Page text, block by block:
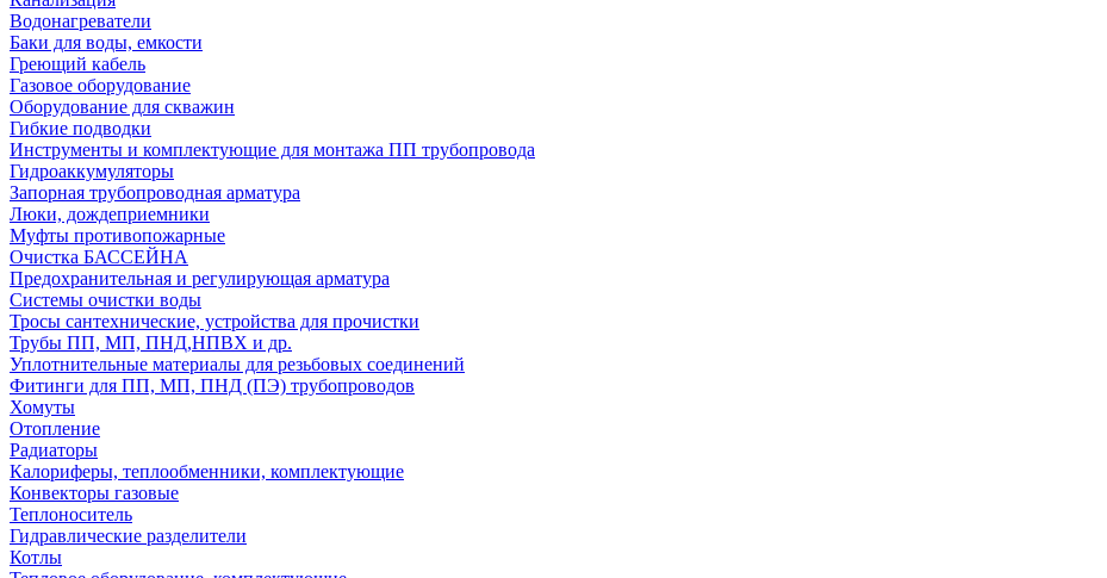
Водонагреватели
Баки для воды, емкости
Греющий кабель
Газовое оборудование
Оборудование для скважин
Гибкие подводки
Инструменты и комплектующие для монтажа ПП трубопровода
Гидроаккумуляторы
Запорная трубопроводная арматура
Люки, дождеприемники
Муфты противопожарные
Очистка БАССЕЙНА
Предохранительная и регулирующая арматура
Системы очистки воды
Тросы сантехнические, устройства для прочистки
Трубы ПП, МП, ПНД,НПВХ и др.
Уплотнительные материалы для резьбовых соединений
Фитинги для ПП, МП, ПНД (ПЭ) трубопроводов
Хомуты
Отопление
Радиаторы
Калориферы, теплообменники, комплектующие
Конвекторы газовые
Теплоноситель
Гидравлические разделители
Котлы